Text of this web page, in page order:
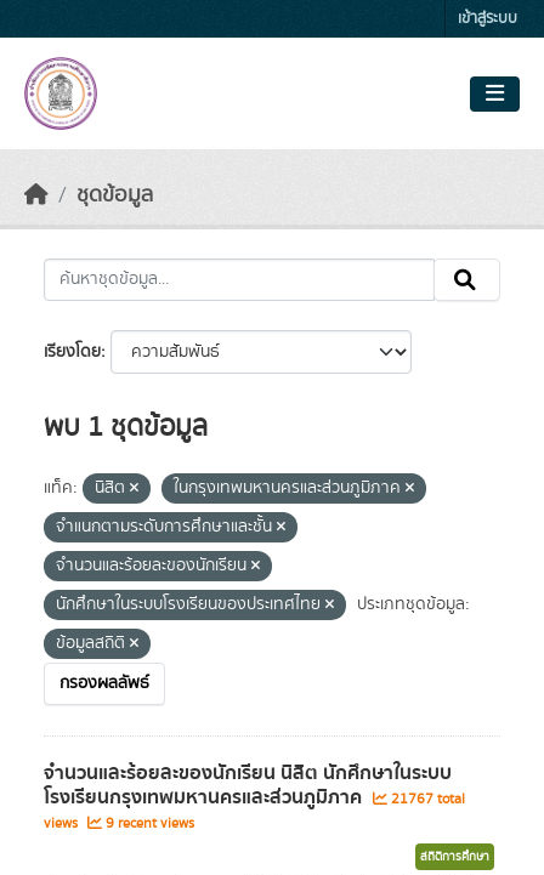
เข้าสู่ระบบ
ชุดข้อมูล
เรียงโดย
พบ 1 ชุดข้อมูล
แท็ค: นิสิต
ในกรุงเทพมหานครและส่วนภูมิภาค
จำแนกตามระดับการศึกษาและชั้น
จำนวนและร้อยละของนักเรียน
นักศึกษาในระบบโรงเรียนของประเทศไทย
ประเภทชุดข้อมูล:
ข้อมูลสถิติ
กรองผลลัพธ์
จำนวนและร้อยละของนักเรียน นิสิต นักศึกษาในระบบ
โรงเรียนกรุงเทพมหานครและส่วนภูมิภาค
21767 total
views
9 recent views
สถิติการศึกษา